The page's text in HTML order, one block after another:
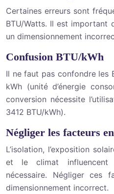
Certaines erreurs sont
BTU/Watts. Il est important
un dimensionnement
Confusion BTU/kWh
Il ne faut pas confondre les
kWh (unité d’énergie
conversion nécessite
3412 BTU/kWh).
Négliger les facteurs
L’isolation, l’exposition
et le climat influencent
nécessaire. Négliger ces
dimensionnement incorrect.